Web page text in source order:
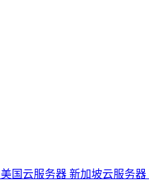
美国云服务器 新加坡云服务器